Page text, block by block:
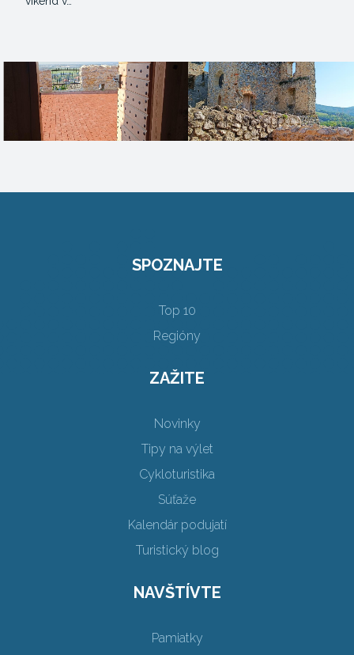
SPOZNAJTE
Top 10
Regióny
ZAŽITE
Novinky
Tipy na výlet
Cykloturistika
Súťaže
Kalendár podujatí
Turistický blog
NAVŠTÍVTE
Pamiatky